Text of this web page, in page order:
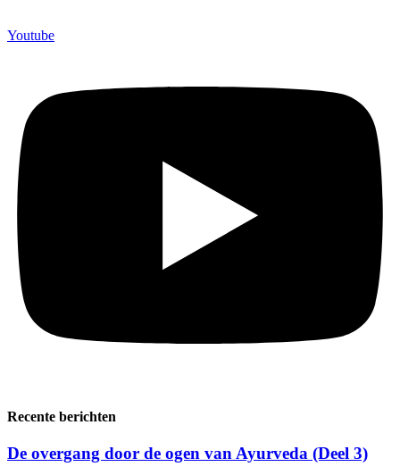
Youtube
Recente berichten
De overgang door de ogen van Ayurveda (Deel 3)